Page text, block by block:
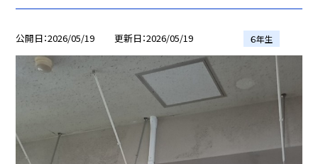
公開日 2026/05/19 更新日 2026/05/19 ６年生